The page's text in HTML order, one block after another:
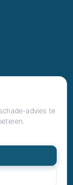
advies te